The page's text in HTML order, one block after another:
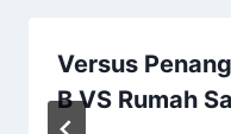
Versus
B VS Rumah